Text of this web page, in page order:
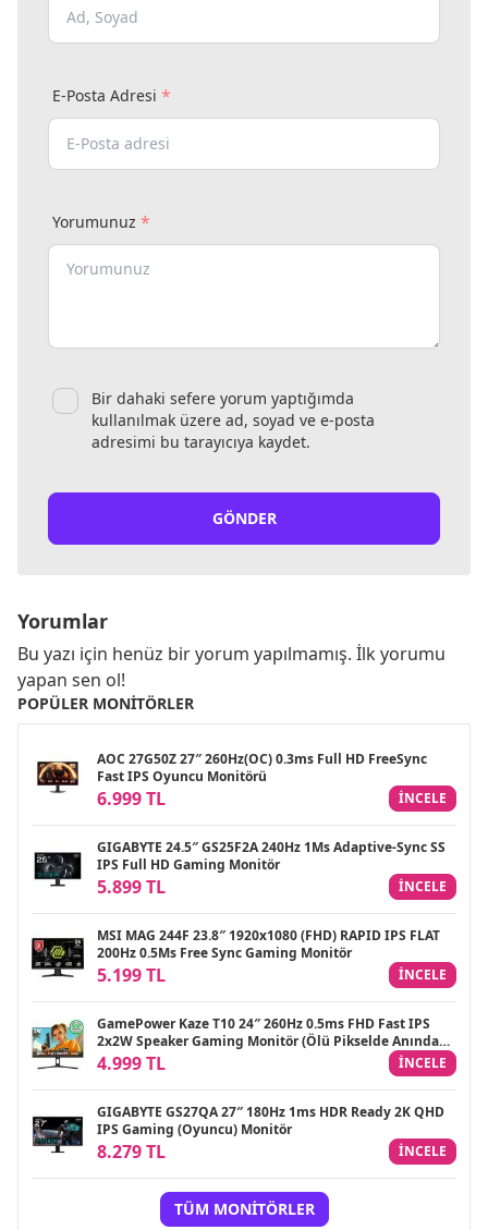
E-Posta Adresi *
Yorumunuz *
Bir dahaki sefere yorum yaptığımda
kullanılmak üzere ad, soyad ve e-posta
adresimi bu tarayıcıya kaydet.
GÖNDER
Yorumlar
Bu yazı için henüz bir yorum yapılmamış. İlk yorumu
yapan sen ol!
POPÜLER MONITÖRLER
AOC 27G50Z 27″ 260Hz(OC) 0.3ms Full HD FreeSync
Fast IPS Oyuncu Monitörü
6.999 TL INCELE
GIGABYTE 24.5″ GS25F2A 240Hz 1Ms Adaptive-Sync SS
IPS Full HD Gaming Monitör
5.899 TL INCELE
MSI MAG 244F 23.8″ 1920x1080 (FHD) RAPID IPS FLAT
200Hz 0.5Ms Free Sync Gaming Monitör
5.199 TL INCELE
GamePower Kaze T10 24″ 260Hz 0.5ms FHD Fast IPS
2x2W Speaker Gaming Monitör (Ölü Pikselde Anında
Değişim)
4.999 TL INCELE
GIGABYTE GS27QA 27″ 180Hz 1ms HDR Ready 2K QHD
IPS Gaming (Oyuncu) Monitör
8.279 TL INCELE
TÜM MONITÖRLER